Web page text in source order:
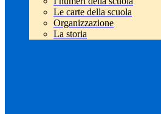
Le carte della scuola
Organizzazione
La storia